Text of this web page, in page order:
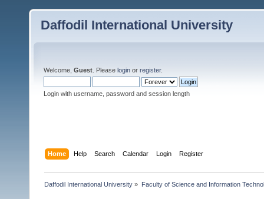
Daffodil International University
Welcome, Guest . Please login or register.
Login with username, password and session length
Home Help Search Calendar Login Register
Daffodil International University » Faculty of Science and Information